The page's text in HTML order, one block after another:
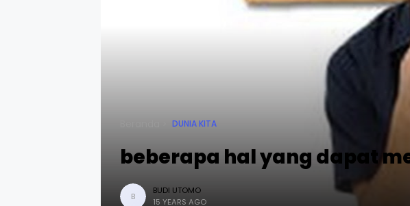
DUNIA KITA
beberapa hal yang dapat
B
BUDI UTOMO
15 YEARS AGO